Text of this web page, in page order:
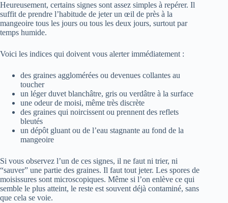
Heureusement, certains signes sont assez simples à repérer. Il
suffit de prendre l’habitude de jeter un œil de près à la
mangeoire tous les jours ou tous les deux jours, surtout par
temps humide.
Voici les indices qui doivent vous alerter immédiatement :
des graines agglomérées ou devenues collantes au
toucher
un léger duvet blanchâtre, gris ou verdâtre à la surface
une odeur de moisi, même très discrète
des graines qui noircissent ou prennent des reflets
bleutés
un dépôt gluant ou de l’eau stagnante au fond de la
mangeoire
Si vous observez l’un de ces signes, il ne faut ni trier, ni
“sauver” une partie des graines. Il faut tout jeter. Les spores de
moisissures sont microscopiques. Même si l’on enlève ce qui
semble le plus atteint, le reste est souvent déjà contaminé, sans
que cela se voie.